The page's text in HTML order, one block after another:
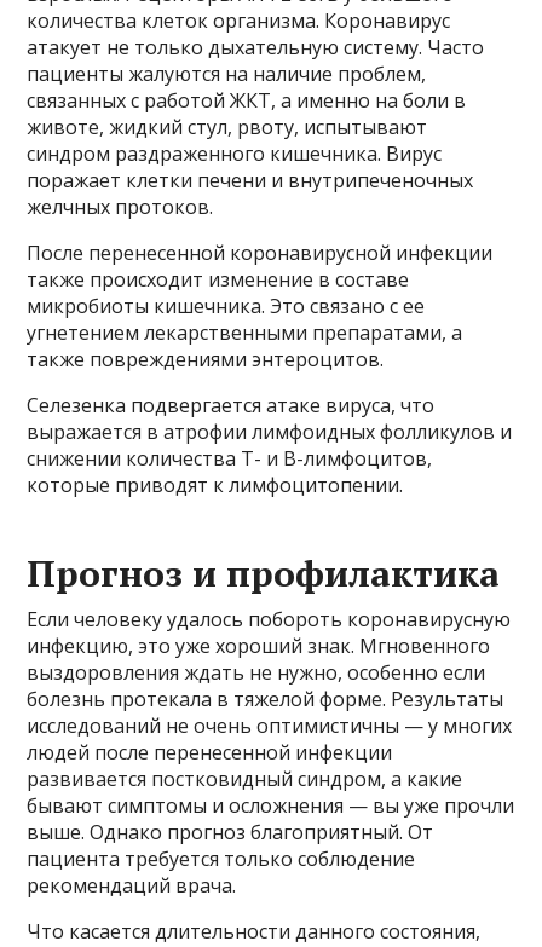
количества клеток организма. Коронавирус
атакует не только дыхательную систему. Часто
пациенты жалуются на наличие проблем,
связанных с работой ЖКТ, а именно на боли в
животе, жидкий стул, рвоту, испытывают
синдром раздраженного кишечника. Вирус
поражает клетки печени и внутрипеченочных
желчных протоков.
После перенесенной коронавирусной инфекции
также происходит изменение в составе
микробиоты кишечника. Это связано с ее
угнетением лекарственными препаратами, а
также повреждениями энтероцитов.
Селезенка подвергается атаке вируса, что
выражается в атрофии лимфоидных фолликулов и
снижении количества Т- и В-лимфоцитов,
которые приводят к лимфоцитопении.
Прогноз и профилактика
Если человеку удалось побороть коронавирусную
инфекцию, это уже хороший знак. Мгновенного
выздоровления ждать не нужно, особенно если
болезнь протекала в тяжелой форме. Результаты
исследований не очень оптимистичны — у многих
людей после перенесенной инфекции
развивается постковидный синдром, а какие
бывают симптомы и осложнения — вы уже прочли
выше. Однако прогноз благоприятный. От
пациента требуется только соблюдение
рекомендаций врача.
Что касается длительности данного состояния,